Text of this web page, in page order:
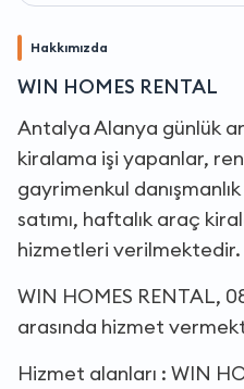
Hakkımızda
WIN HOMES RENTAL
Antalya Alanya günlük
kiralama işi yapanlar,
gayrimenkul
satımı, haftalık araç
hizmetleri verilmektedir.
WIN HOMES RENTAL,
arasında hizmet
Hizmet alanları : WIN